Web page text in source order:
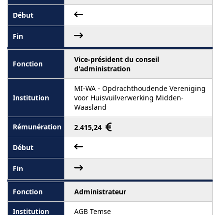
Vice-président du conseil
d'administration
MI-WA - Opdrachthoudende Vereniging
voor Huisvuilverwerking Midden-
Waasland
2.415,24
Administrateur
AGB Temse